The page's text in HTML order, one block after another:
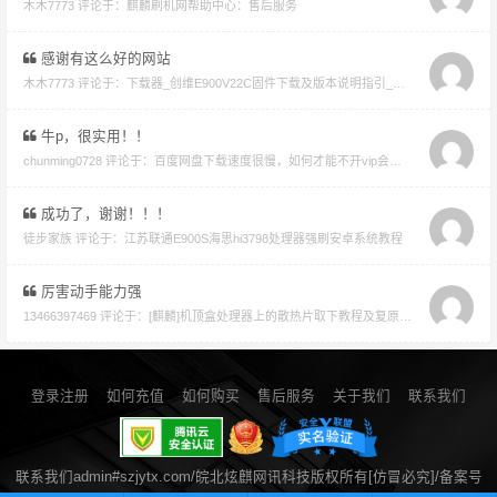
木木7773 评论于： 麒麟刷机网帮助中心：售后服务
感谢有这么好的网站
木木7773 评论于： 下载器_创维E900V22C固件下载及版本说明指引_看好在下载避免刷成砖
牛p，很实用！！
chunming0728 评论于： 百度网盘下载速度很慢，如何才能不开vip会员就能享受高速下载的教程
成功了，谢谢！！！
徒步家族 评论于： 江苏联通E900S海思hi3798处理器强刷安卓系统教程
厉害动手能力强
13466397469 评论于： [麒麟]机顶盒处理器上的散热片取下教程及复原教程
登录注册 如何充值 如何购买 售后服务 关于我们 联系我们
联系我们admin#szjytx.com/皖北炫麒网讯科技版权所有[仿冒必究]/备案号